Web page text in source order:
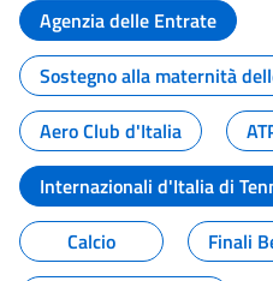
Agenzia delle Entrate
Sostegno alla maternità
Aero Club d'Italia
Internazionali d'Italia di
Calcio
Finali